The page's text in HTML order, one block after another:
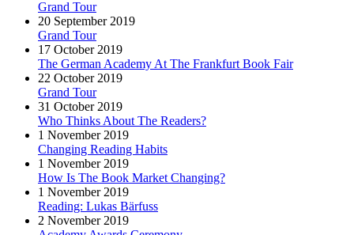
Grand Tour
20 September 2019
Grand Tour
17 October 2019
The German Academy At The Frankfurt Book Fair
22 October 2019
Grand Tour
31 October 2019
Who Thinks About The Readers?
1 November 2019
Changing Reading Habits
1 November 2019
How Is The Book Market Changing?
1 November 2019
Reading: Lukas Bärfuss
2 November 2019